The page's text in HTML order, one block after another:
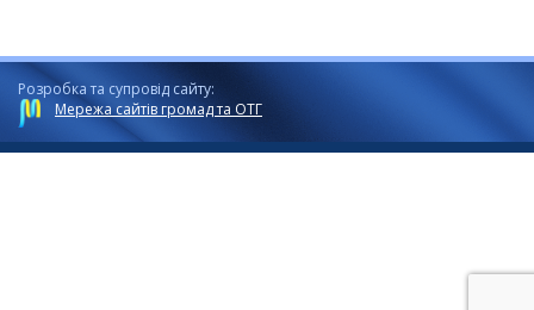
Розробка та супровід сайту:
Мережа сайтів громад та ОТГ